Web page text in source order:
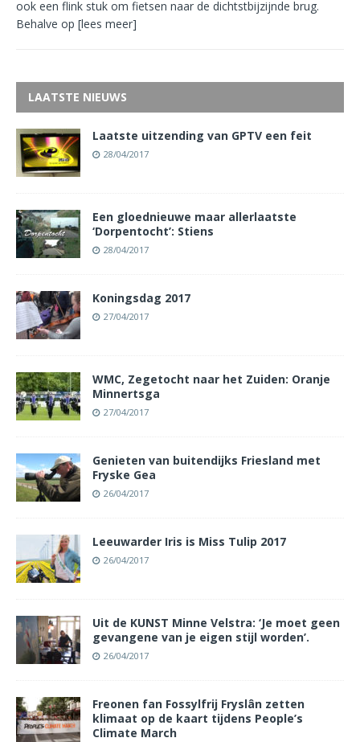
ook een flink stuk om fietsen naar de dichtstbijzijnde brug.
Behalve op [lees meer]
LAATSTE NIEUWS
Laatste uitzending van GPTV een feit
28/04/2017
Een gloednieuwe maar allerlaatste
‘Dorpentocht’: Stiens
28/04/2017
Koningsdag 2017
27/04/2017
WMC, Zegetocht naar het Zuiden: Oranje
Minnertsga
27/04/2017
Genieten van buitendijks Friesland met
Fryske Gea
26/04/2017
Leeuwarder Iris is Miss Tulip 2017
26/04/2017
Uit de KUNST Minne Velstra: ‘Je moet geen
gevangene van je eigen stijl worden’.
26/04/2017
Freonen fan Fossylfrij Fryslân zetten
klimaat op de kaart tijdens People’s
Climate March